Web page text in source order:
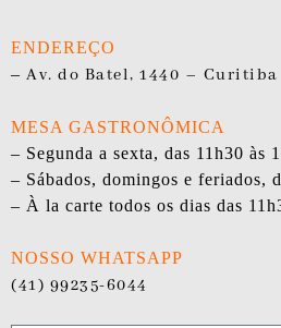
ENDEREÇO
– Av. do Batel, 1440 – Curitiba
MESA GASTRONÔMICA
– Segunda a sexta, das 11h30 às
– Sábados, domingos e feriados,
– À la carte todos os dias das
NOSSO WHATSAPP
(41) 99235-6044